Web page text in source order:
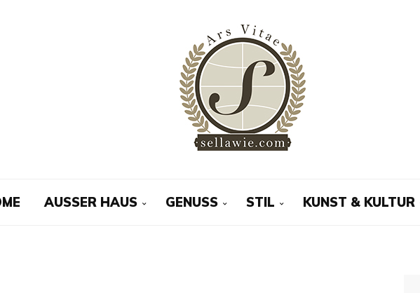
AUSSER HAUS GENUSS STIL KUNST & KULTUR